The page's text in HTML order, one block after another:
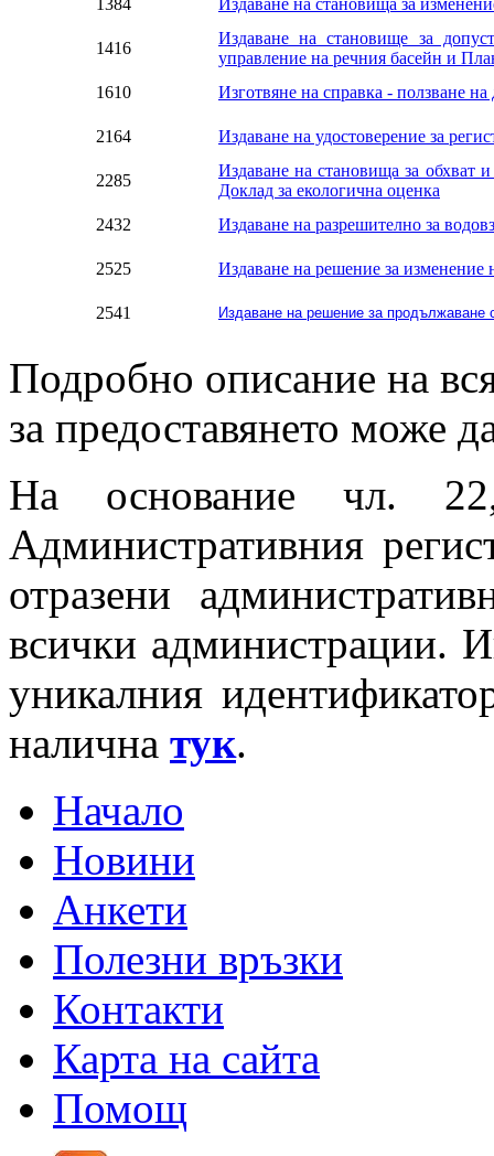
1416
Издаване на становище за
управление на речния басейн и
1610
Изготвяне на справка - ползване
2164 Издаване на удостоверение за
2285
Издаване на становища за обхват
Доклад за екологична оценка
2432
Издаване на разрешително за
2525 Издаване на решение за изменение
2541 Издаване на решение за продължаване
Подробно описание на
за предоставянето може
На основание чл.
Административния
отразени
всички администрации.
уникалния
налична тук.
Начало
Новини
Анкети
Полезни връзки
Контакти
Карта на сайта
Помощ